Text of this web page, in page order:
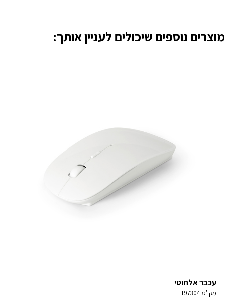
מוצרים נוספים שיכולים לעניין אותך:
עכבר אלחוטי
מק''טET97304